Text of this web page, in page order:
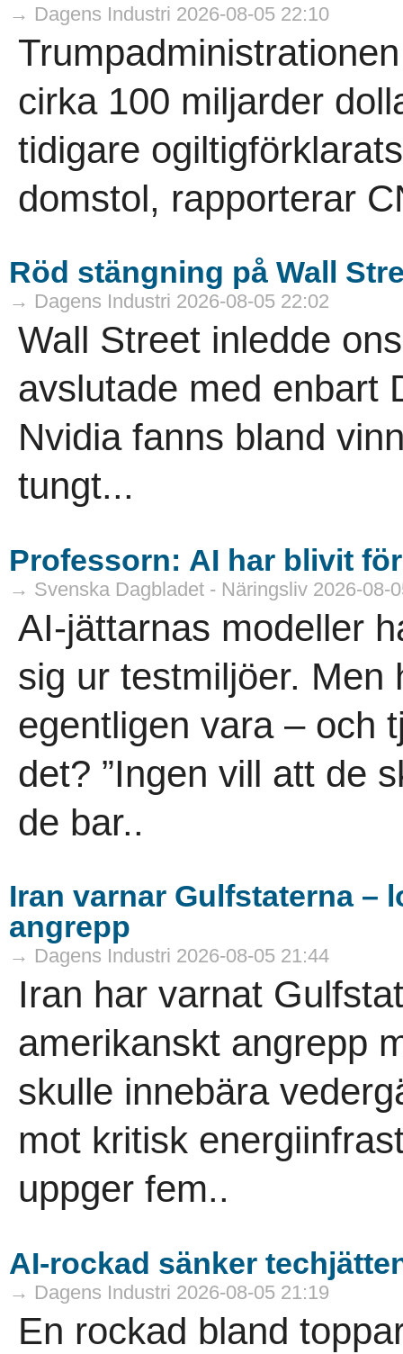
→ Dagens Industri 2026-08-05 22:10
cirka 100 miljarder
tidigare
domstol, rapporterar
Röd stängning på Wall
→ Dagens Industri 2026-08-05 22:02
Wall Street inledde
avslutade med enbart
Nvidia fanns bland
tungt...
Professorn: AI har blivit
→ Svenska Dagbladet - Näringsliv 2026-08-
AI-jättarnas modeller
sig ur testmiljöer. Men
egentligen vara – och
det? ”Ingen vill att de
de bar..
Iran varnar Gulfstaterna –
angrepp
→ Dagens Industri 2026-08-05 21:44
Iran har varnat
amerikanskt angrepp
skulle innebära
mot kritisk
uppger fem..
AI-rockad sänker
→ Dagens Industri 2026-08-05 21:19
En rockad bland